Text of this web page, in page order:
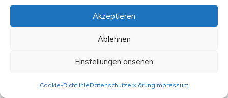
Akzeptieren
Ablehnen
Einstellungen ansehen
Cookie-RichtlinieDatenschutzerklärungImpressum
Das Amtsgericht Limburg verurteilte den Lehrer im
Dezember 2014 zur Zahlung der (allerdings vorher von
(die FR berichtete darüber). Gegen dieses Urteil legte der
Obwohl das Verfahren noch nicht abgeschlossen ist,
veröffentlichte die Stadtverwaltung einen Brief des